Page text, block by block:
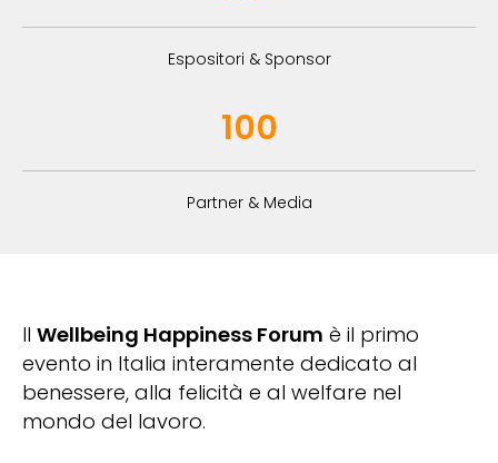
Espositori & Sponsor
100
Partner & Media
Il Wellbeing Happiness Forum è il primo
evento in Italia interamente dedicato al
benessere, alla felicità e al welfare nel
mondo del lavoro.